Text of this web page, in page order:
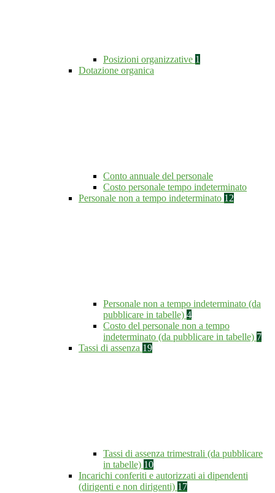
Posizioni organizzative 1
Dotazione organica
Conto annuale del personale
Costo personale tempo indeterminato
Personale non a tempo indeterminato 12
Personale non a tempo indeterminato (da
pubblicare in tabelle) 4
Costo del personale non a tempo
indeterminato (da pubblicare in tabelle) 7
Tassi di assenza 19
Tassi di assenza trimestrali (da pubblicare
in tabelle) 10
Incarichi conferiti e autorizzati ai dipendenti
(dirigenti e non dirigenti) 17